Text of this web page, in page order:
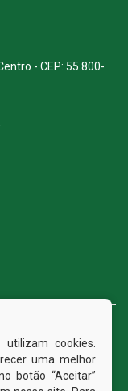
- CEP: 55.800-
cookies.
uma melhor
botão “Aceitar”